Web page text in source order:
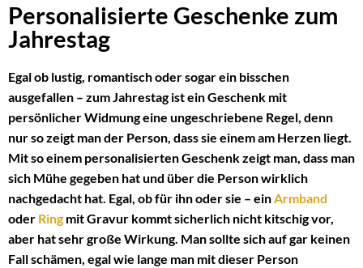
Personalisierte Geschenke zum
Jahrestag
Egal ob lustig, romantisch oder sogar ein bisschen
ausgefallen – zum Jahrestag ist ein Geschenk mit
persönlicher Widmung eine ungeschriebene Regel, denn
nur so zeigt man der Person, dass sie einem am Herzen liegt.
Mit so einem personalisierten Geschenk zeigt man, dass man
sich Mühe gegeben hat und über die Person wirklich
nachgedacht hat. Egal, ob für ihn oder sie – einArmband
oder Ring mit Gravur kommt sicherlich nicht kitschig vor,
aber hat sehr große Wirkung. Man sollte sich auf gar keinen
Fall schämen, egal wie lange man mit dieser Person